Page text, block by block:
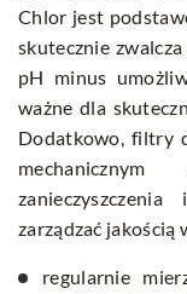
Chlor jest
skutecznie
pH minus
ważne dla
Dodatkowo, filtry
zarządzać jakością
regularnie